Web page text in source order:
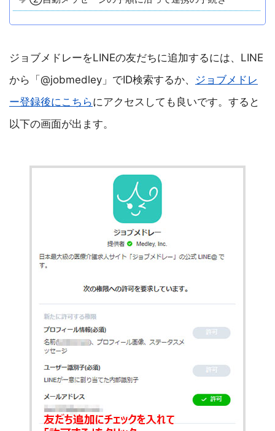
ジョブメドレーをLINEの友だちに追加するには、LINE
から「@jobmedley」でID検索するか、 ジョブメドレ
ー登録後にこちらにアクセスしても良いです。すると
以下の画面が出ます。